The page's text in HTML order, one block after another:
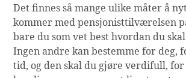
Det finnes så mange ulike måter å
kommer med pensjonisttilværelsen
bare du som vet best hvordan du
Ingen andre kan bestemme for deg,
tid, og den skal du gjøre verdifull,